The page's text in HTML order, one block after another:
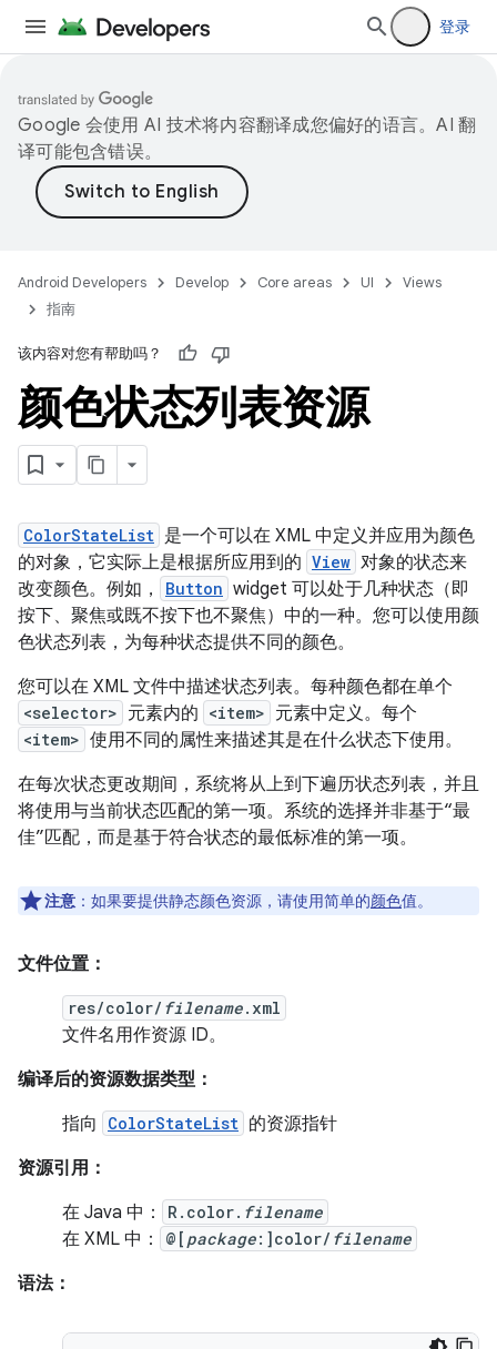
登录
Google 会使用 AI 技术将内容翻译成您偏好的语言。AI 翻
译可能包含错误。
Android Developers Develop Core areas UI
Views
指南
该内容对您有帮助吗？
颜色状态列表资源
ColorStateList 是一个可以在 XML 中定义并应用为颜色
的对象，它实际上是根据所应用到的 View 对象的状态来
改变颜色。例如，
Button widget 可以处于几种状态（即
按下、聚焦或既不按下也不聚焦）中的一种。您可以使用颜
色状态列表，为每种状态提供不同的颜色。
您可以在 XML 文件中描述状态列表。每种颜色都在单个
<selector> 元素内的 <item> 元素中定义。每个
<item> 使用不同的属性来描述其是在什么状态下使用。
在每次状态更改期间，系统将从上到下遍历状态列表，并且
将使用与当前状态匹配的第一项。系统的选择并非基于“最
佳”匹配，而是基于符合状态的最低标准的第一项。
注意 ：如果要提供静态颜色资源，请使用简单的颜色值。
文件位置：
res/color/ filename.xml
文件名用作资源 ID。
编译后的资源数据类型：
指向
ColorStateList 的资源指针
资源引用：
在 Java 中：
R.color. filename
在 XML 中： @[ package:]color/ filename
语法：